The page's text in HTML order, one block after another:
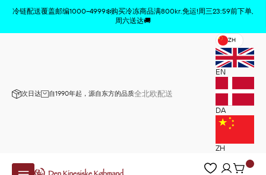
冷链配送覆盖邮编1000–4999❄️购买冷冻商品满800kr.免运!周三23:59前下单,
周六送达🚚
次日达 自1990年起，源自东方的品质全北欧配送
ZH
EN
DA
ZH
商品已从购物车中删除 x